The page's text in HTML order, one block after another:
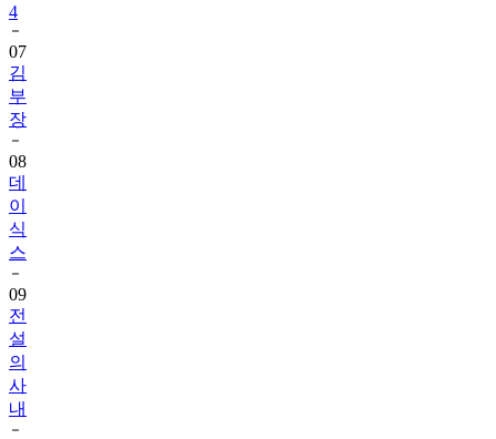
4
07
김
부
장
08
데
이
식
스
09
전
설
의
사
내